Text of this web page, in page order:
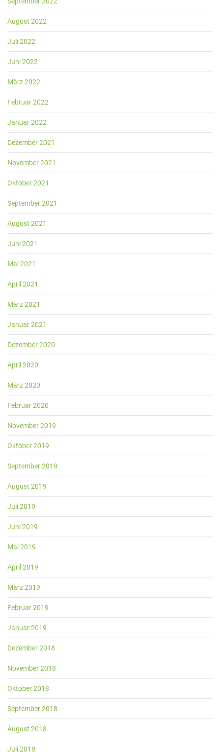
August 2022
Juli 2022
Juni 2022
März 2022
Februar 2022
Januar 2022
Dezember 2021
November 2021
Oktober 2021
September 2021
August 2021
Juni 2021
Mai 2021
April 2021
März 2021
Januar 2021
Dezember 2020
April 2020
März 2020
Februar 2020
November 2019
Oktober 2019
September 2019
August 2019
Juli 2019
Juni 2019
Mai 2019
April 2019
März 2019
Februar 2019
Januar 2019
Dezember 2018
November 2018
Oktober 2018
September 2018
August 2018
Juli 2018